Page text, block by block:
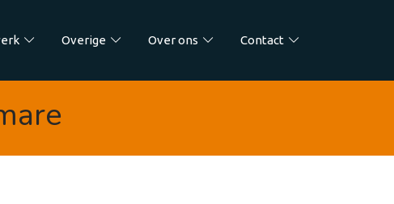
Overige Over ons Contact